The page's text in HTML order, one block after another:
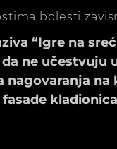
bolesti
“Igre na
ne učestvuju
nagovaranja